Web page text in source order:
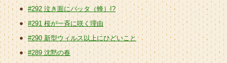
#292 泣き面にバッタ（蜂）!?
#291 桜が一斉に咲く理由
#290 新型ウィルス以上にひどいこと
#289 沈黙の春